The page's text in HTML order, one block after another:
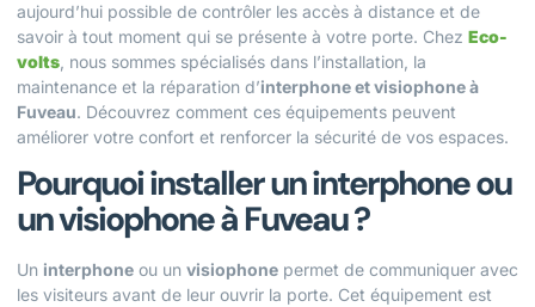
aujourd’hui possible de contrôler les accès à distance et de
savoir à tout moment qui se présente à votre porte. Chez Eco-
volts , nous sommes spécialisés dans l’installation, la
maintenance et la réparation d’interphone et visiophone à
Fuveau. Découvrez comment ces équipements peuvent
améliorer votre confort et renforcer la sécurité de vos espaces.
Pourquoi installer un interphone ou
un visiophone à Fuveau ?
Un interphone ou un visiophone permet de communiquer avec
les visiteurs avant de leur ouvrir la porte. Cet équipement est